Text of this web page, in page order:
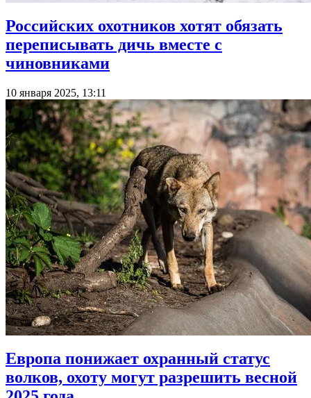
Российских охотников хотят обязать
переписывать дичь вместе с
чиновниками
10 января 2025, 13:11
Европа понижает охранный статус
волков, охоту могут разрешить весной